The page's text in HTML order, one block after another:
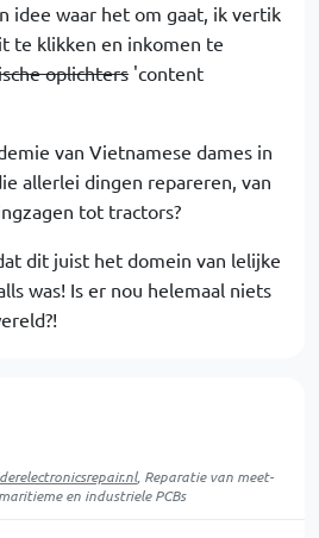
idee waar het om gaat, ik vertik
te klikken en inkomen te
oplichters 'content
van Vietnamese dames in
allerlei dingen repareren, van
tot tractors?
dit juist het domein van lelijke
was! Is er nou helemaal niets
, Reparatie van meet-
en industriele PCBs